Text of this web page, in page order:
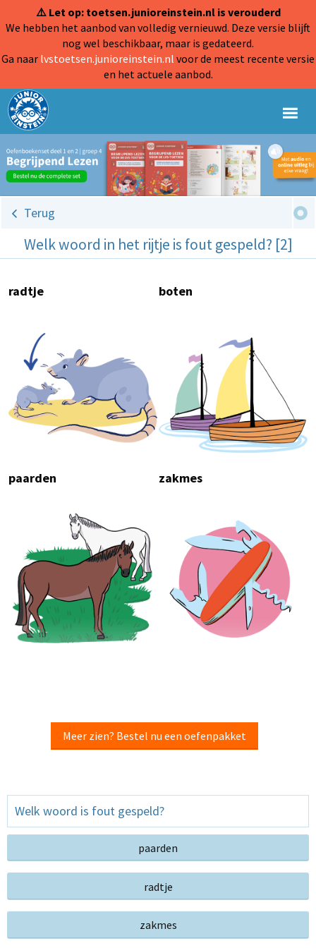
⚠️ Let op: toetsen.junioreinstein.nl is verouderd
We hebben het aanbod van volledig vernieuwd. Deze versie blijft
nog wel beschikbaar, maar is gedateerd.
Ga naar lvstoetsen.junioreinstein.nl voor de meest recente versie
en het actuele aanbod.
Terug
Welk woord in het rijtje is fout gespeld? [2]
radtje boten
paarden zakmes
Meer zien? Bestel nu een oefenpakket
Welk woord is fout gespeld?
paarden
radtje
zakmes